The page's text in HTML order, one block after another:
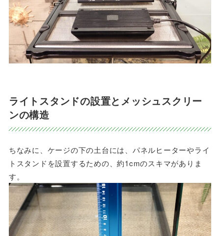
ライトスタンドの設置とメッシュスクリー
ンの構造
ちなみに、ケージの下の土台には、パネルヒーターやライ
トスタンドを設置するための、約1cmのスキマがありま
す。